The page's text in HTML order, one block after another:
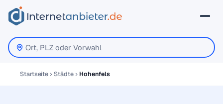
Startseite Städte Hohenfels